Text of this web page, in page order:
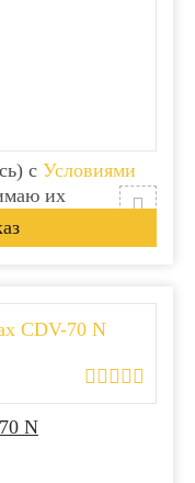
с Условиями
их
N